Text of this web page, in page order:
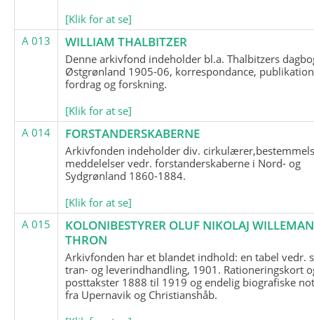
[Klik for at se]
A 013
WILLIAM THALBITZER
Denne arkivfond indeholder bl.a. Thalbitzers
Østgrønland 1905-06, korrespondance,
fordrag og forskning.
[Klik for at se]
A 014
FORSTANDERSKABERNE
Arkivfonden indeholder div.
meddelelser vedr. forstanderskaberne i Nord- og
Sydgrønland 1860-1884.
[Klik for at se]
A 015
KOLONIBESTYRER OLUF NIKOLAJ
THRON
Arkivfonden har et blandet indhold: en tabel vedr.
tran- og leverindhandling, 1901. Rationeringskort
posttakster 1888 til 1919 og endelig biografiske
fra Upernavik og Christianshåb.